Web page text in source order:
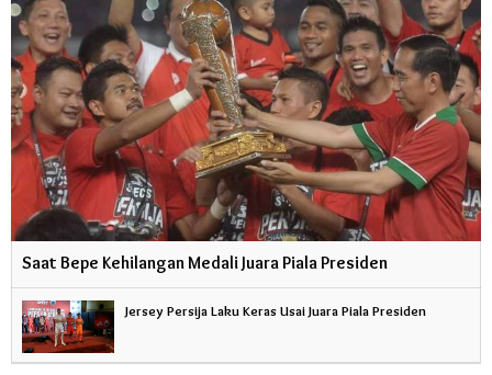
Saat Bepe Kehilangan Medali Juara Piala Presiden
Jersey Persija Laku Keras Usai Juara Piala Presiden